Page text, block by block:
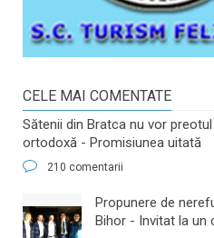
CELE MAI COMENTATE
Sătenii din Bratca nu vor
ortodoxă - Promisiunea uitată
210 comentarii
​Propunere de
Bihor - Invitat la un